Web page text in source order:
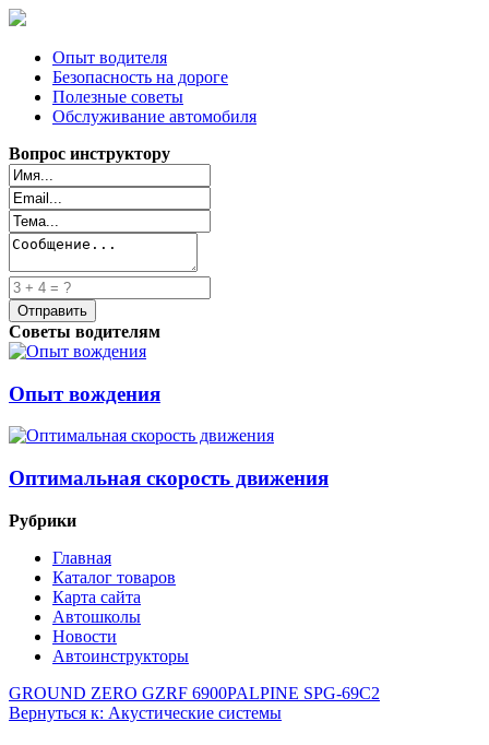
Опыт водителя
Безопасность на дороге
Полезные советы
Обслуживание автомобиля
Вопрос инструктору
Советы водителям
Опыт вождения
Оптимальная скорость движения
Рубрики
Главная
Каталог товаров
Карта сайта
Автошколы
Новости
Автоинструкторы
GROUND ZERO GZRF 6900PALPINE SPG-69C2
Вернуться к: Акустические системы